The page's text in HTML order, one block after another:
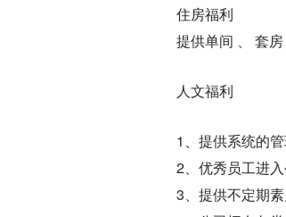
住房福利
提供单间 、 套
人文福利
1、提供系统的
2、优秀员工进入
3、提供不定期